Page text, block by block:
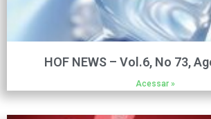
HOF NEWS – Vol.6, No 73,
Acessar »